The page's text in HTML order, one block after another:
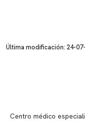
Última modificación: 24-
Centro médico